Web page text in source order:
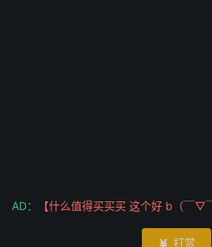
AD： 【什么值得买买买 这个好 b（￣▽
 打赏